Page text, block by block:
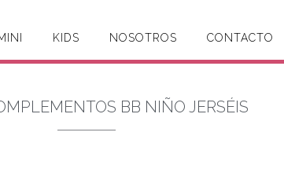
KIDS NOSOTROS CONTACTO
BB NIÑO JERSÉIS